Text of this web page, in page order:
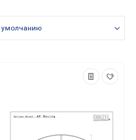
умолчанию